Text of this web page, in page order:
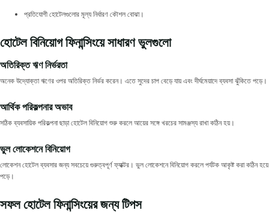
প্রতিযোগী হোটেলগুলোর মূল্য নির্ধারণ কৌশল বোঝা।
হোটেল বিনিয়োগ ফিনান্সিংয়ে সাধারণ ভুলগুলো
অতিরিক্ত ঋণ নির্ভরতা
অনেক উদ্যোক্তা ঋণের ওপর অতিরিক্ত নির্ভর করেন। এতে সুদের চাপ বেড়ে যায় এবং দীর্ঘমেয়াদে ব্যবসা ঝুঁকিতে পড়ে।
আর্থিক পরিকল্পনার অভাব
সঠিক ব্যবসায়িক পরিকল্পনা ছাড়া হোটেল বিনিয়োগ শুরু করলে আয়ের সঙ্গে খরচের সামঞ্জস্য রাখা কঠিন হয়।
ভুল লোকেশনে বিনিয়োগ
লোকেশন হোটেল ব্যবসার জন্য সবচেয়ে গুরুত্বপূর্ণ ফ্যাক্টর। ভুল লোকেশনে বিনিয়োগ করলে পর্যটক আকৃষ্ট করা কঠিন হয়ে
পড়ে।
সফল হোটেল ফিনান্সিংয়ের জন্য টিপস